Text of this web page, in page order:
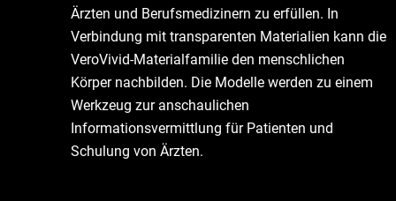
Ärzten und Berufsmedizinern zu erfüllen. In
Verbindung mit transparenten Materialien kann die
VeroVivid-Materialfamilie den menschlichen
Körper nachbilden. Die Modelle werden zu einem
Werkzeug zur anschaulichen
Informationsvermittlung für Patienten und
Schulung von Ärzten.